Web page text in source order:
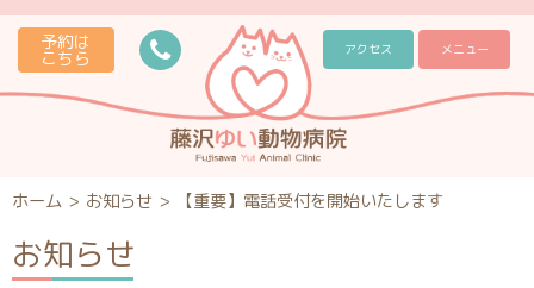
予約は
こちら アクセス メニュー
ホーム > お知らせ > 【重要】電話受付を開始いたします
お知らせ